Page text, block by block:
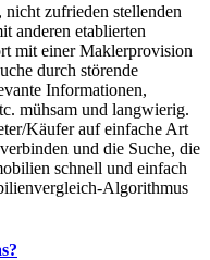
nicht zufrieden stellenden
anderen etablierten
mit einer Maklerprovision
durch störende
Informationen,
mühsam und langwierig.
Käufer auf einfache Art
und die Suche, die
schnell und einfach
Algorithmus